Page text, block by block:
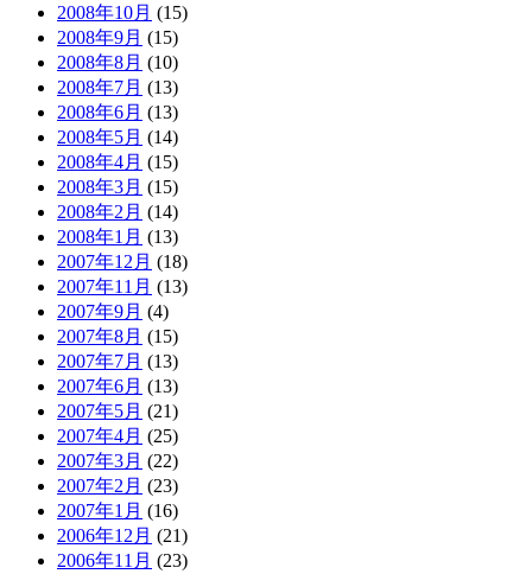
2008年10月 (15)
2008年9月 (15)
2008年8月 (10)
2008年7月 (13)
2008年6月 (13)
2008年5月 (14)
2008年4月 (15)
2008年3月 (15)
2008年2月 (14)
2008年1月 (13)
2007年12月 (18)
2007年11月 (13)
2007年9月 (4)
2007年8月 (15)
2007年7月 (13)
2007年6月 (13)
2007年5月 (21)
2007年4月 (25)
2007年3月 (22)
2007年2月 (23)
2007年1月 (16)
2006年12月 (21)
2006年11月 (23)